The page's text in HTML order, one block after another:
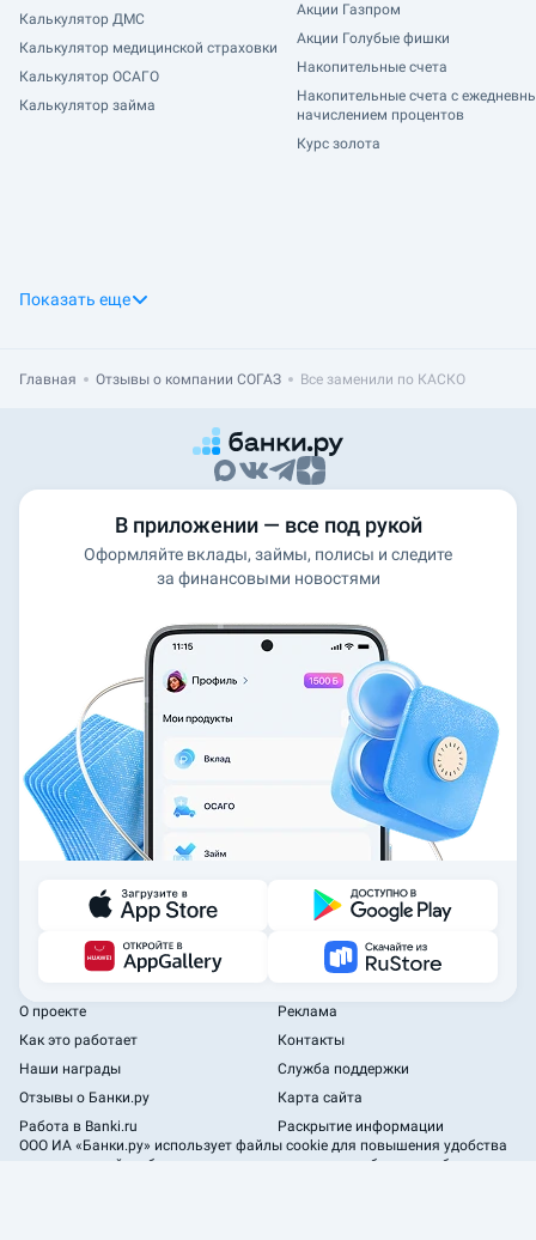
Калькулятор ДМС
Калькулятор медицинской страховки
Калькулятор ОСАГО
Калькулятор займа
Акции Газпром
Акции Голубые фишки
Накопительные счета
Накопительные счета с
начислением процентов
Курс золота
Показать еще
Главная Отзывы о компании СОГАЗ Все заменили по КАСКО
В приложении — все под рукой
Оформляйте вклады, займы, полисы и следите
за финансовыми новостями
О проекте
Как это работает
Наши награды
Отзывы о Банки.ру
Работа в Banki.ru
Реклама
Контакты
Служба поддержки
Карта сайта
Раскрытие информации
ООО ИА «Банки.ру» использует файлы cookie для повышения удобства
пользователей и обеспечения должного уровня работоспособности